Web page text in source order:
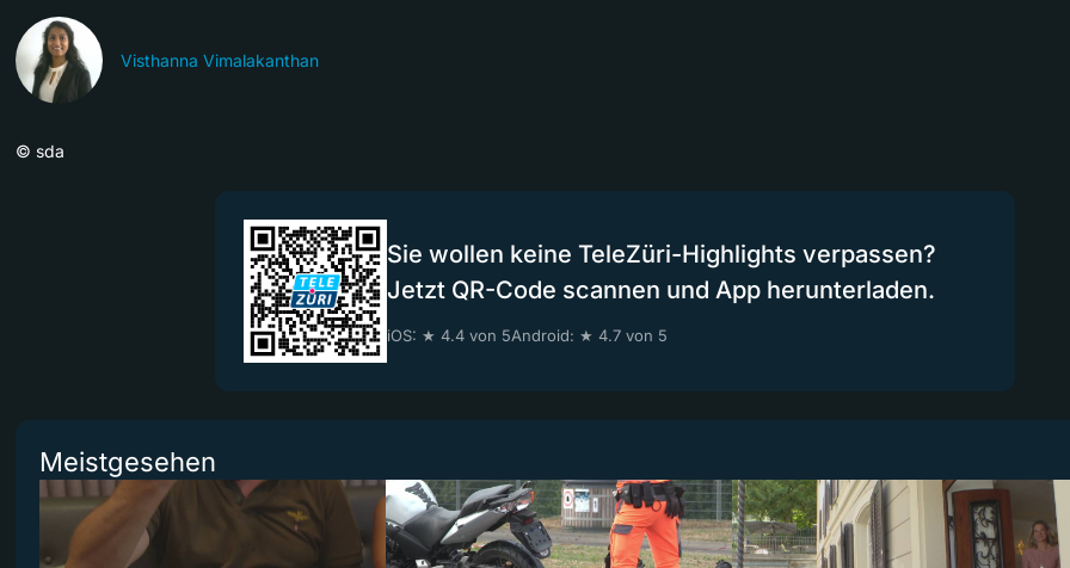
Visthanna Vimalakanthan
© sda
Sie wollen keine TeleZüri-Highlights verpassen?
Jetzt QR-Code scannen und App herunterladen.
iOS: ★ 4.4 von 5Android: ★ 4.7 von 5
Meistgesehen